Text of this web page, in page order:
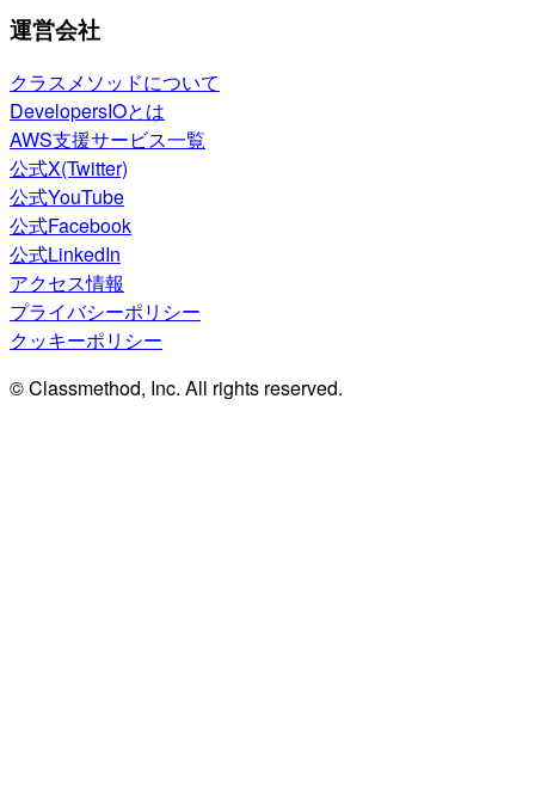
運営会社
クラスメソッドについて
DevelopersIOとは
AWS支援サービス一覧
公式X(Twitter)
公式YouTube
公式Facebook
公式LinkedIn
アクセス情報
プライバシーポリシー
クッキーポリシー
© Classmethod, Inc. All rights reserved.